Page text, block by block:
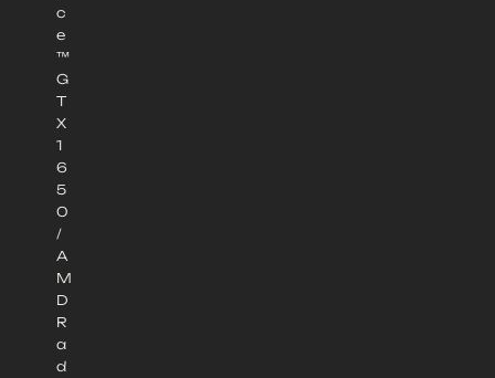
c
e
™
G
T
X
1
6
5
0
/
A
M
D
R
a
d